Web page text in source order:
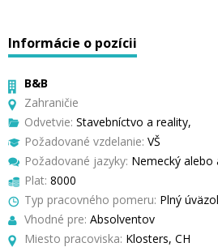
Informácie o pozícii
B&B
Zahraničie
Odvetvie: Stavebníctvo a reality,
Požadované vzdelanie: VŠ
Požadované jazyky: Nemecký alebo
Plat: 8000
Typ pracovného pomeru: Plný
Vhodné pre: Absolventov
Miesto pracoviska: Klosters, CH